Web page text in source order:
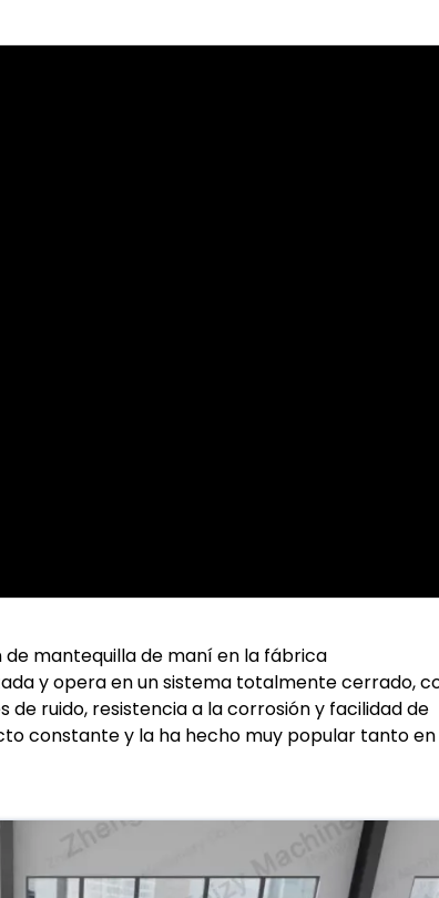
mantequilla de maní en la fábrica
y opera en un sistema totalmente cerrado,
ruido, resistencia a la corrosión y facilidad de
constante y la ha hecho muy popular tanto